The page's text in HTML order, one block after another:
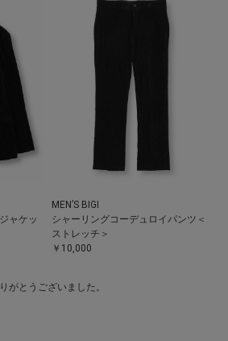
ャケッ
MEN’S BIGI
シャーリングコーデュロイパンツ＜
ストレッチ＞
￥10,000
がとうございました。